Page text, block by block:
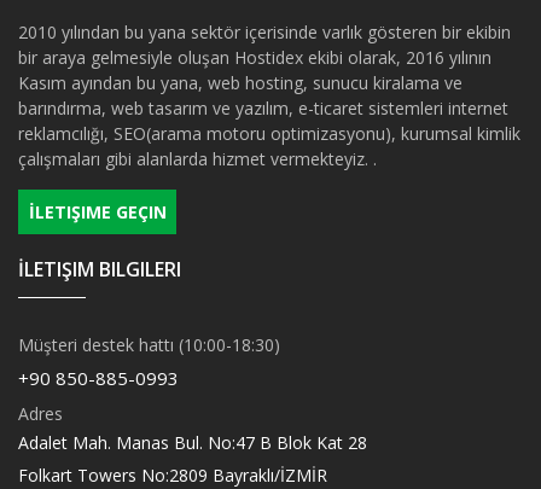
2010 yılından bu yana sektör içerisinde varlık gösteren bir ekibin
bir araya gelmesiyle oluşan Hostidex ekibi olarak, 2016 yılının
Kasım ayından bu yana, web hosting, sunucu kiralama ve
barındırma, web tasarım ve yazılım, e-ticaret sistemleri internet
reklamcılığı, SEO(arama motoru optimizasyonu), kurumsal kimlik
çalışmaları gibi alanlarda hizmet vermekteyiz. .
İLETIŞIME GEÇIN
İLETIŞIM BILGILERI
Müşteri destek hattı (10:00-18:30)
+90 850-885-0993
Adres
Adalet Mah. Manas Bul. No:47 B Blok Kat 28
Folkart Towers No:2809 Bayraklı/İZMİR